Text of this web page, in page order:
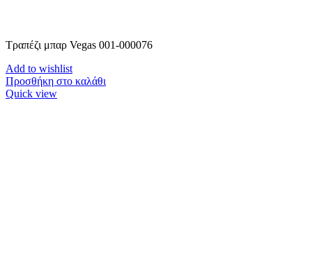
Τραπέζι μπαρ Vegas 001-000076
Add to wishlist
Προσθήκη στο καλάθι
Quick view